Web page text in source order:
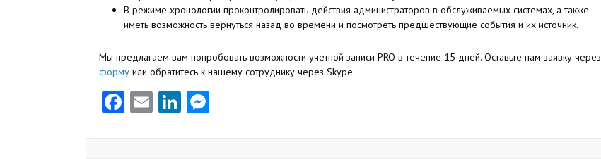
В режиме хронологии проконтролировать действия администраторов в обслуживаемых системах, а также
иметь возможность вернуться назад во времени и посмотреть предшествующие события и их источник.
Мы предлагаем вам попробовать возможности учетной записи PRO в течение 15 дней. Оставьте нам заявку через
форму или обратитесь к нашему сотруднику через Skype.
Facebook
EmailLinkedIn